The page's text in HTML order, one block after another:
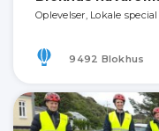
Oplevelser, Lokale
9492 Blokhus